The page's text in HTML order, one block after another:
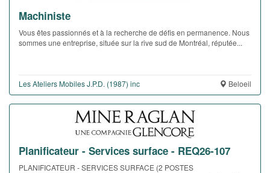
Machiniste
Vous êtes passionnés et à la recherche de défis en permanence. Nous
sommes une entreprise, située sur la rive sud de Montréal, réputée...
Les Ateliers Mobiles J.P.D. (1987) inc Beloeil
Planificateur - Services surface - REQ26-107
PLANIFICATEUR - SERVICES SURFACE (2 POSTES